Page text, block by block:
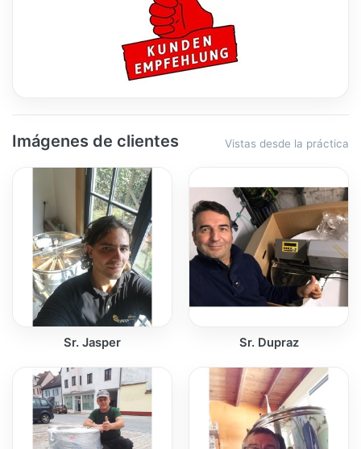
Imágenes de clientes Vistas desde la práctica
Sr. Jasper Sr. Dupraz